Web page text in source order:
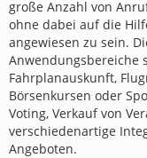
große Anzahl von
ohne dabei auf die
angewiesen zu sein.
Anwendungsbereiche
Fahrplanauskunft,
Börsenkursen oder
Voting, Verkauf von
verschiedenartige
Angeboten.